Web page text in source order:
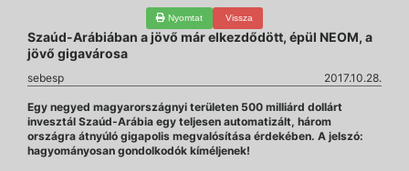
Nyomtat Vissza
Szaúd-Arábiában a jövő már elkezdődött, épül NEOM, a
jövő gigavárosa
sebesp 2017.10.28.
Egy negyed magyarországnyi területen 500 milliárd dollárt
invesztál Szaúd-Arábia egy teljesen automatizált, három
országra átnyúló gigapolis megvalósítása érdekében. A jelszó:
hagyományosan gondolkodók kíméljenek!